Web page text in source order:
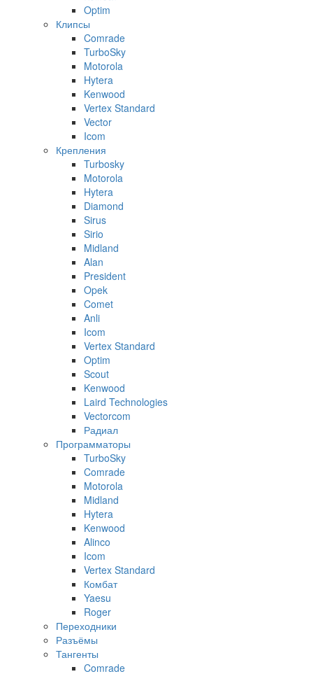
Optim
Клипсы
Comrade
TurboSky
Motorola
Hytera
Kenwood
Vertex Standard
Vector
Icom
Крепления
Turbosky
Motorola
Hytera
Diamond
Sirus
Sirio
Midland
Alan
President
Opek
Comet
Anli
Icom
Vertex Standard
Optim
Scout
Kenwood
Laird Technologies
Vectorcom
Радиал
Программаторы
TurboSky
Comrade
Motorola
Midland
Hytera
Kenwood
Alinco
Icom
Vertex Standard
Комбат
Yaesu
Roger
Переходники
Разъёмы
Тангенты
Comrade